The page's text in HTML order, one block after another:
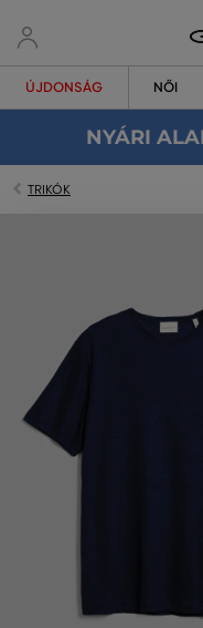
ÚJDONSÁG NŐI
NYÁRI
TRIKÓK